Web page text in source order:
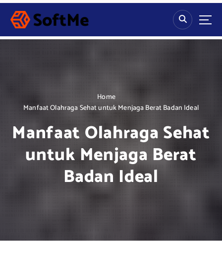
S
p
Home
Manfaat Olahraga Sehat untuk Menjaga Berat Badan Ideal
Manfaat Olahraga Sehat
untuk Menjaga Berat
Badan Ideal